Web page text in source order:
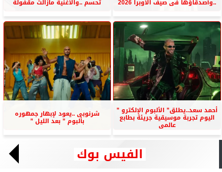
..وأصدقاؤها فى صيف الأوبرا 2026 تحسم ..والأغنية مازالت مقفولة
أحمد سعد..يطلق” الألبوم الإلكترو ”
اليوم تجربة موسيقية جريئة بطابع
عالمى
شرنوبى ..يعود لإبهار جمهوره
بألبوم ” بعد الليل ”
الفيس بوك